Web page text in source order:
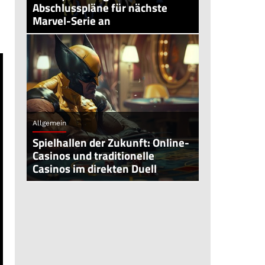
Abschlusspläne für nächste
Marvel-Serie an
Allgemein
Spielhallen der Zukunft: Online-
Casinos und traditionelle
Casinos im direkten Duell